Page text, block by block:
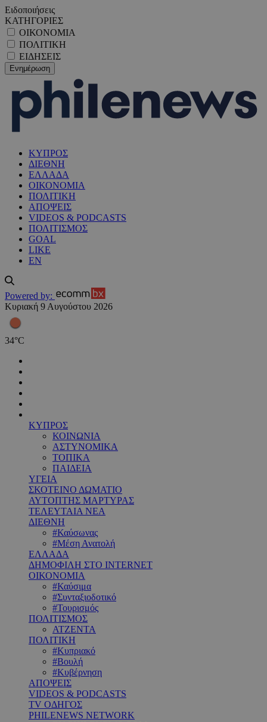
Ειδοποιήσεις
ΚΑΤΗΓΟΡΙΕΣ
ΟΙΚΟΝΟΜΙΑ
ΠΟΛΙΤΙΚΗ
ΕΙΔΗΣΕΙΣ
ΚΥΠΡΟΣ
ΔΙΕΘΝΗ
ΕΛΛΑΔΑ
ΟΙΚΟΝΟΜΙΑ
ΠΟΛΙΤΙΚΗ
ΑΠΟΨΕΙΣ
VIDEOS & PODCASTS
ΠΟΛΙΤΙΣΜΟΣ
GOAL
LIKE
EN
Powered by:
Κυριακή 9 Αυγούστου 2026
34°C
ΚΥΠΡΟΣ
ΚΟΙΝΩΝΙΑ
ΑΣΤΥΝΟΜΙΚΑ
ΤΟΠΙΚΑ
ΠΑΙΔΕΙΑ
ΥΓΕΙΑ
ΣΚΟΤΕΙΝΟ ΔΩΜΑΤΙΟ
ΑΥΤΟΠΤΗΣ ΜΑΡΤΥΡΑΣ
ΤΕΛΕΥΤΑΙΑ ΝΕΑ
ΔΙΕΘΝΗ
#Καύσωνας
#Μέση Ανατολή
ΕΛΛΑΔΑ
ΔΗΜΟΦΙΛΗ ΣΤΟ INTERNET
ΟΙΚΟΝΟΜΙΑ
#Καύσιμα
#Συνταξιοδοτικό
#Τουρισμός
ΠΟΛΙΤΙΣΜΟΣ
ΑΤΖΕΝΤΑ
ΠΟΛΙΤΙΚΗ
#Κυπριακό
#Βουλή
#Κυβέρνηση
ΑΠΟΨΕΙΣ
VIDEOS & PODCASTS
TV ΟΔΗΓΟΣ
PHILENEWS NETWORK